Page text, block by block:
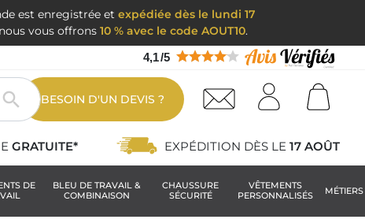
est enregistrée etexpédiée dès le lundi 17
vous offrons 10 % avec le code AOUT10.
4,1/5
 BESOIN D'UN DEVIS ?
GRATUITE* EXPÉDITION DÈS LE 17 AOÛT
DE
BLEU DE TRAVAIL &
COMBINAISON
CHAUSSURE
SÉCURITÉ
VÊTEMENTS
PERSONNALISÉS
MÉTIERS